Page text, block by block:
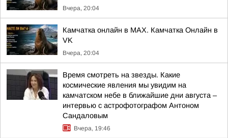
Вчера, 20:04
Камчатка онлайн в MAX. Камчатка Онлайн в
VK
Вчера, 20:04
Время смотреть на звезды. Какие
космические явления мы увидим на
камчатском небе в ближайшие дни августа –
интервью с астрофотографом Антоном
Сандаловым
Вчера, 19:46